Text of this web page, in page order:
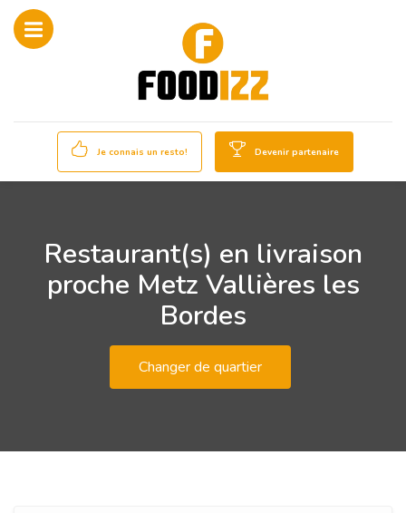
Je connais un resto! Devenir partenaire
Restaurant(s) en livraison
proche Metz Vallières les
Bordes
Changer de quartier